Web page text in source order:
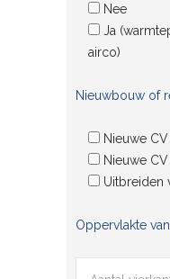
Nee
Ja
airco)
Nieuwbouw of
Nieuwe
Nieuwe
Uitbreiden
Oppervlakte